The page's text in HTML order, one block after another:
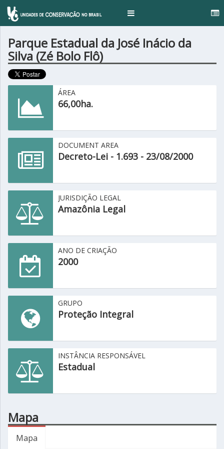
Toggle
Parque Estadual da José Inácio da
Silva (Zé Bolo Flô)
ÁREA
66,00ha.
DOCUMENT AREA
Decreto-Lei - 1.693 - 23/08/2000
JURISDIÇÃO LEGAL
Amazônia Legal
ANO DE CRIAÇÃO
2000
GRUPO
Proteção Integral
INSTÂNCIA RESPONSÁVEL
Estadual
Mapa
Mapa